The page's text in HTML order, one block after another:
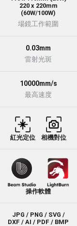
220 x 220mm
(60W/100W)
場鏡工作範圍
0.03mm
雷射光斑
10000mm/s
最高速度
紅光定位 相機對位
操作軟體
JPG / PNG / SVG /
DXF / AI / PDF / BMP